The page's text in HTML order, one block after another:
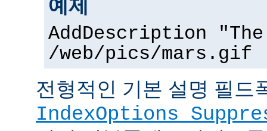
예제
AddDescription
/web/pics/mars.gif
전형적인 기본 설명 필드
IndexOptions